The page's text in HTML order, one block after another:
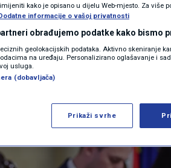
KLIMATSKE
FOTO
VIDEO
Više
kako je opisano u dijelu Web-mjesto. Za više
informacije o vašoj privatnosti
obrađujemo podatke kako bismo
geolokacijskih podataka. Aktivno skeniranje
na uređaju. Personalizirano oglašavanje i
usluga.
(dobavljača)
Prikaži svrhe